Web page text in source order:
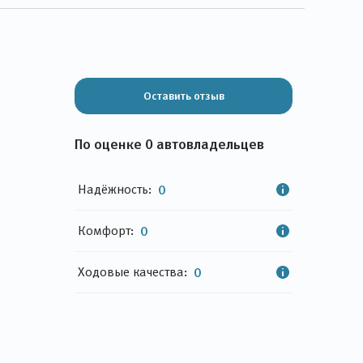
Оставить отзыв
По оценке 0 автовладельцев
Надёжность: 0
Комфорт: 0
Ходовые качества: 0